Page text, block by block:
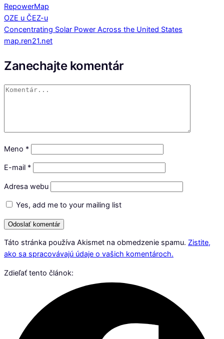
RepowerMap
OZE u ČEZ-u
Concentrating Solar Power Across the United States
map.ren21.net
Zanechajte komentár
Meno *
E-mail *
Adresa webu
Yes, add me to your mailing list
Táto stránka používa Akismet na obmedzenie spamu. Zistite,
ako sa spracovávajú údaje o vašich komentároch.
Zdieľať tento článok: